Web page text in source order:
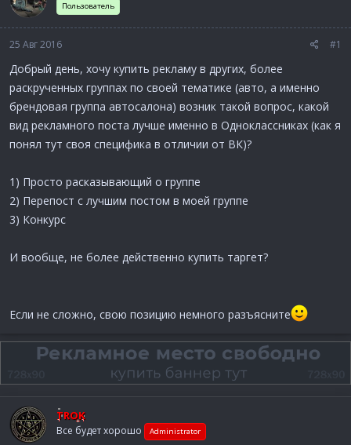
а
Пользователь
25 Авг 2016 #1
Добрый день, хочу купить рекламу в других, более
раскрученных группах по своей тематике (авто, а именно
брендовая группа автосалона) возник такой вопрос, какой
вид рекламного поста лучше именно в Одноклассниках (как я
понял тут своя специфика в отличии от ВК)?
1) Просто расказывающий о группе
2) Перепост с лучшим постом в моей группе
3) Конкурс
И вообще, не более действенно купить таргет?
Если не сложно, свою позицию немного разъясните
TROK
Все будет хорошо Administrator